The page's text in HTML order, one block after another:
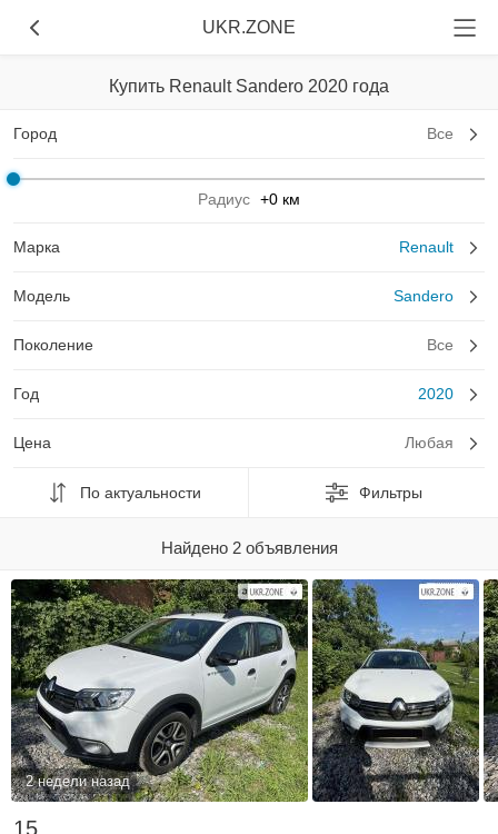
UKR.ZONE
Купить Renault Sandero 2020 года
Город Все
Радиус +0 км
Марка Renault
Модель Sandero
Поколение Все
Год 2020
Цена Любая
По актуальности Фильтры
Найдено 2 объявления
2 недели назад
15